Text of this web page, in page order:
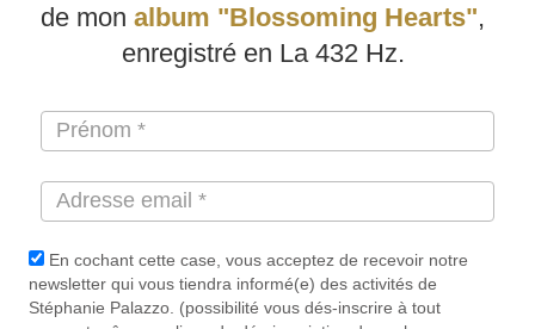
de mon album "Blossoming Hearts",
enregistré en La 432 Hz.
En cochant cette case, vous acceptez de recevoir notre
newsletter qui vous tiendra informé(e) des activités de
Stéphanie Palazzo. (possibilité vous dés-inscrire à tout